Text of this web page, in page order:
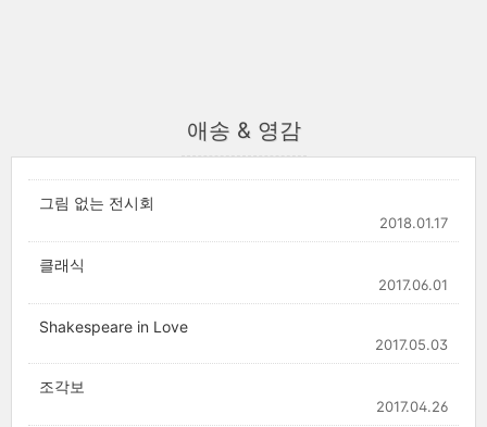
애송 & 영감
그림 없는 전시회
2018.01.17
클래식
2017.06.01
Shakespeare in Love
2017.05.03
조각보
2017.04.26